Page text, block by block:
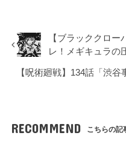
【ブラッククロ
レ！メギキュラの
【呪術廻戦】134話「渋
RECOMMEND こちらの記